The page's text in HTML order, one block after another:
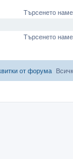
Търсенето
Търсенето
от форума